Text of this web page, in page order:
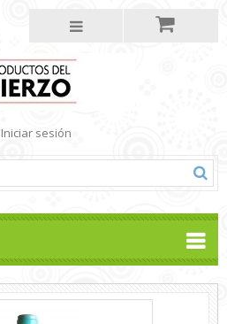
Iniciar sesión